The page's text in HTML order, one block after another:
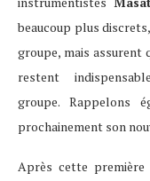
beaucoup plus
groupe, mais assurent
restent
groupe. Rappelons
prochainement son
Après cette première